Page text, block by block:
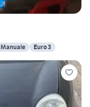
Manuale Euro 3